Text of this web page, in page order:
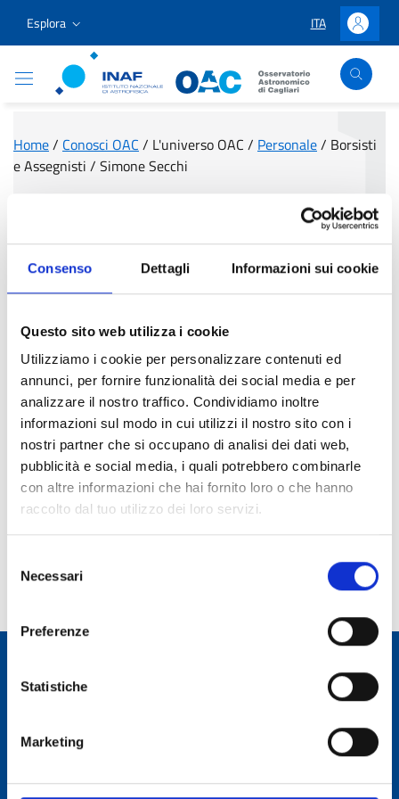
Consenso Dettagli Informazioni sui cookie
Questo sito web utilizza i cookie
Utilizziamo i cookie per personalizzare contenuti ed
annunci, per fornire funzionalità dei social media e per
analizzare il nostro traffico. Condividiamo inoltre
informazioni sul modo in cui utilizzi il nostro sito con i
nostri partner che si occupano di analisi dei dati web,
pubblicità e social media, i quali potrebbero combinarle
con altre informazioni che hai fornito loro o che hanno
raccolto dal tuo utilizzo dei loro servizi.
delNecessari
Preferenze
Statistiche
Marketing
Vai ai contenuti
Vai al menu di navigazione
Vai al footer
Esplora LINGUA
ITA Accedi
Osservatorio Astronomico Cagliari
Home/ Conosci OAC / L'universo OAC / Personale/ Borsisti
e Assegnisti / Simone Secchi
Ruolo:
Borsista
Telefono:
E-mail:
simone.secchi@inaf.it
Osservatorio Astronomico Cagliari
Osservatorio Astronomico Cagliari
Via della Scienza 5 - 09047 Selargius (CA)